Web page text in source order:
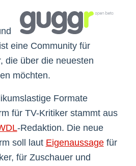
eine Community für
die über die neuesten
möchten.
Formate
für TV-Kritiker stammt aus
-Redaktion. Die neue
soll laut Eigenaussagefür
für Zuschauer und